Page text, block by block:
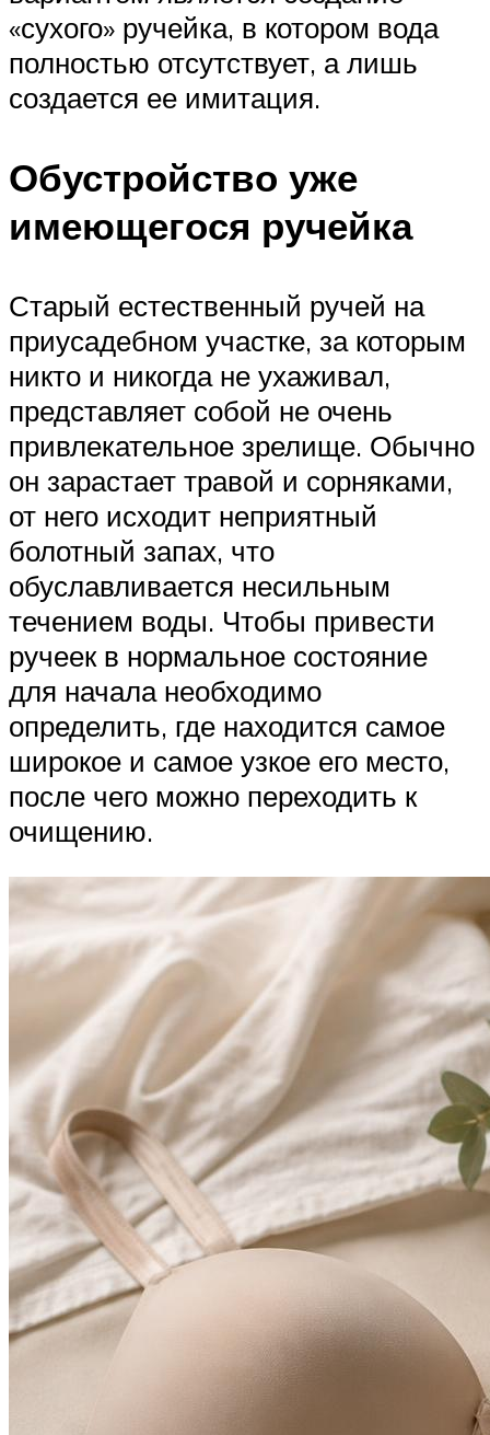
«сухого» ручейка, в котором вода
полностью отсутствует, а лишь
создается ее имитация.
Обустройство уже
имеющегося ручейка
Старый естественный ручей на
приусадебном участке, за которым
никто и никогда не ухаживал,
представляет собой не очень
привлекательное зрелище. Обычно
он зарастает травой и сорняками,
от него исходит неприятный
болотный запах, что
обуславливается несильным
течением воды. Чтобы привести
ручеек в нормальное состояние
для начала необходимо
определить, где находится самое
широкое и самое узкое его место,
после чего можно переходить к
очищению.